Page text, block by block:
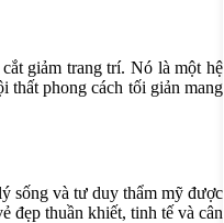
giảm trang trí. Nó là một hệ
thất phong cách tối giản mang
sống và tư duy thẩm mỹ được
đẹp thuần khiết, tinh tế và cân